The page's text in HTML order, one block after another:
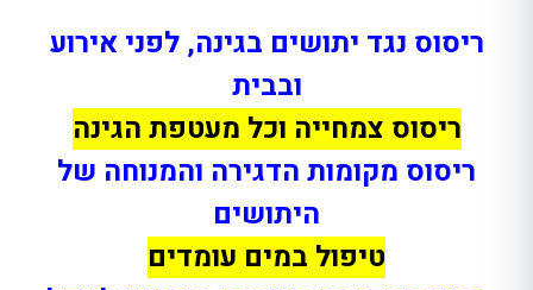
ריסוס נגד יתושים בגינה, לפני אירוע
ובבית
ריסוס צמחייה וכל מעטפת הגינה
ריסוס מקומות הדגירה והמנוחה של
היתושים
טיפול במים עומדים